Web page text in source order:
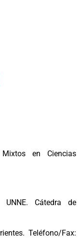
en Ciencias
UNNE. Cátedra de
Teléfono/Fax: